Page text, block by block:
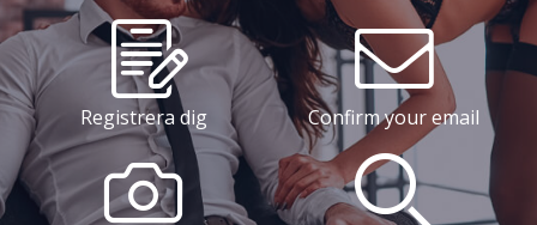
Registrera dig Confirm your email